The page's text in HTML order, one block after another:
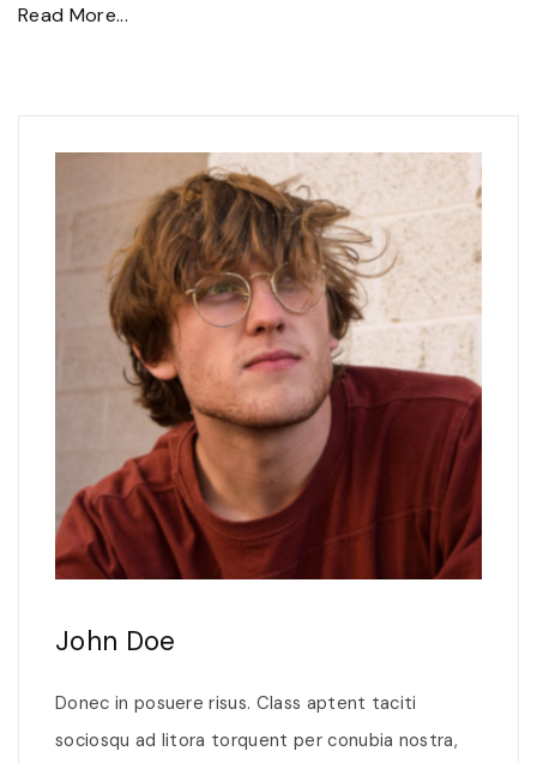
Read More...
John Doe
Donec in posuere risus. Class aptent taciti
sociosqu ad litora torquent per conubia nostra,